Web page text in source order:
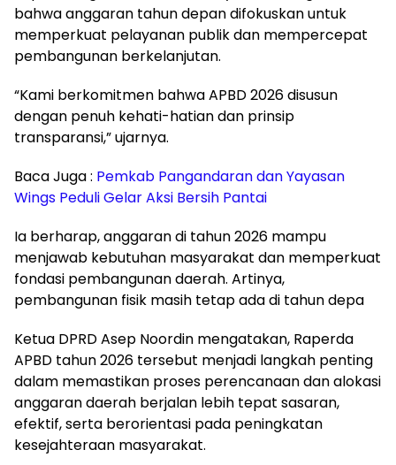
bahwa anggaran tahun depan difokuskan untuk
memperkuat pelayanan publik dan mempercepat
pembangunan berkelanjutan.
“Kami berkomitmen bahwa APBD 2026 disusun
dengan penuh kehati-hatian dan prinsip
transparansi,” ujarnya.
Baca Juga : Pemkab Pangandaran dan Yayasan
Wings Peduli Gelar Aksi Bersih Pantai
Ia berharap, anggaran di tahun 2026 mampu
menjawab kebutuhan masyarakat dan memperkuat
fondasi pembangunan daerah. Artinya,
pembangunan fisik masih tetap ada di tahun depa
Ketua DPRD Asep Noordin mengatakan, Raperda
APBD tahun 2026 tersebut menjadi langkah penting
dalam memastikan proses perencanaan dan alokasi
anggaran daerah berjalan lebih tepat sasaran,
efektif, serta berorientasi pada peningkatan
kesejahteraan masyarakat.